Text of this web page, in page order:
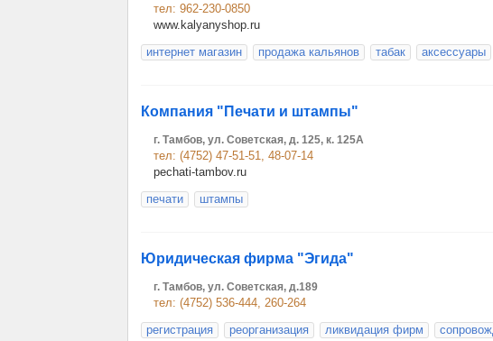
тел: 962-230-0850
www.kalyanyshop.ru
интернет магазин
продажа кальянов табак аксессуары
Компания "Печати и штампы"
г. Тамбов, ул. Советская, д. 125, к. 125А
тел: (4752) 47-51-51, 48-07-14
pechati-tambov.ru
печати
штампы
Юридическая фирма "Эгида"
г. Тамбов, ул. Советская, д.189
тел: (4752) 536-444, 260-264
регистрация
реорганизация ликвидация фирм